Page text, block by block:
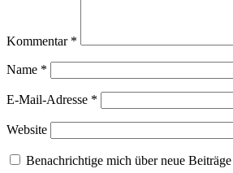
Kommentar *
Name *
E-Mail-Adresse *
Website
Benachrichtige mich über neue